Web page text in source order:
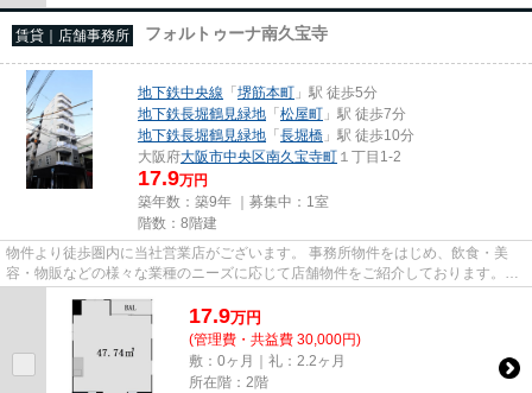
賃貸｜店舗事務所 フォルトゥーナ南久宝寺
地下鉄中央線 「堺筋本町 」駅 徒歩5分
地下鉄長堀鶴見緑地 「松屋町 」駅 徒歩7分
地下鉄長堀鶴見緑地 「長堀橋 」駅 徒歩10分
大阪府大阪市中央区南久宝寺町 １丁目1-2
17.9万円
築年数：築9年 ｜募集中： 1室
階数：8階建
物件より徒歩圏内に当社営業店がございます。 事務所物件をはじめ、飲食・美
容・物販などの様々な業種のニーズに応じて店舗物件をご紹介しております。
尚、弊社ではおとり広告は一切...
17.9万円
(管理費・共益費 30,000円)
敷：0ヶ月｜礼：2.2ヶ月
所在階：2階